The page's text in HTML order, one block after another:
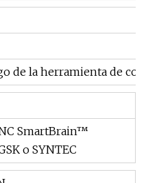
de la herramienta de
SmartBrain™
o SYNTEC